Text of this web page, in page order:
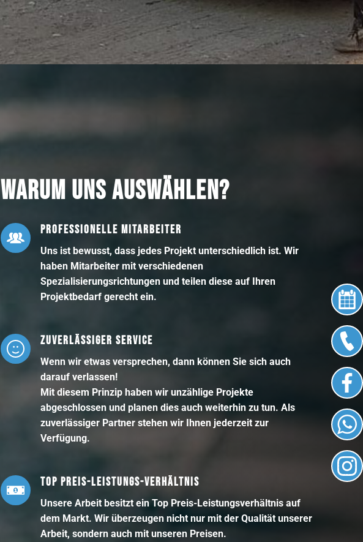
WARUM UNS AUSWÄHLEN?
PROFESSIONELLE MITARBEITER
Uns ist bewusst, dass jedes Projekt unterschiedlich ist. Wir
haben Mitarbeiter mit verschiedenen
Spezialisierungsrichtungen und teilen diese auf Ihren
Projektbedarf gerecht ein.
ZUVERLÄSSIGER SERVICE
Wenn wir etwas versprechen, dann können Sie sich auch
darauf verlassen!
Mit diesem Prinzip haben wir unzählige Projekte
abgeschlossen und planen dies auch weiterhin zu tun. Als
zuverlässiger Partner stehen wir Ihnen jederzeit zur
Verfügung.
TOP PREIS-LEISTUNGS-VERHÄLTNIS
Unsere Arbeit besitzt ein Top Preis-Leistungsverhältnis auf
dem Markt. Wir überzeugen nicht nur mit der Qualität unserer
Arbeit, sondern auch mit unseren Preisen.